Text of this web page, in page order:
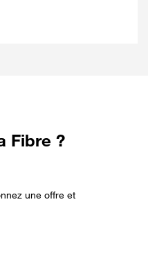
Fibre ?
une offre et